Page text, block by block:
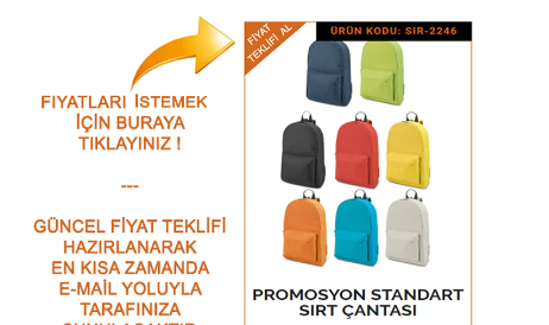
SIRT ÇANTALARI (KÜÇÜK BOY)
ÜRÜN KODU: SIR-2253
Ürün Detay
ÜRÜN KODU: SIR-
Ürün Detay